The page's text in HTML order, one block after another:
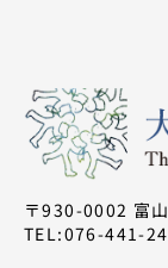
〒930-0002 富
TEL:076-441-